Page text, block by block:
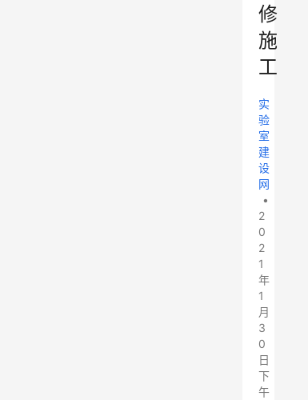
修
施
工
实
验
室
建
设
网
•
2
0
2
1
年
1
月
3
0
日
下
午